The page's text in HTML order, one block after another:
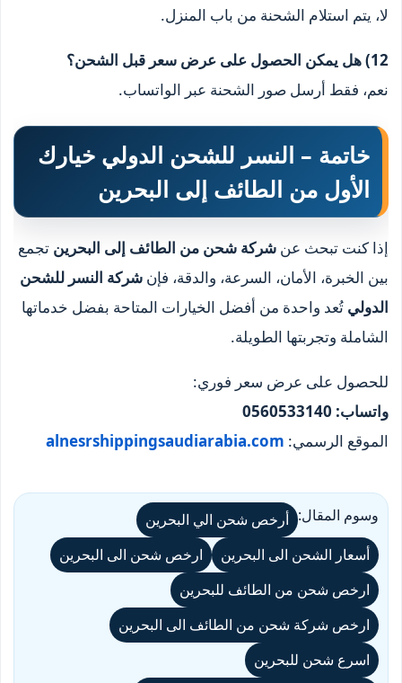
لا، يتم استلام الشحنة من باب المنزل.
12) هل يمكن الحصول على عرض سعر قبل الشحن؟
نعم، فقط أرسل صور الشحنة عبر الواتساب.
خاتمة – النسر للشحن الدولي خيارك
الأول من الطائف إلى البحرين
إذا كنت تبحث عن شركة شحن من الطائف إلى البحرين تجمع
بين الخبرة، الأمان، السرعة، والدقة، فإن شركة النسر للشحن
الدولي تُعد واحدة من أفضل الخيارات المتاحة بفضل خدماتها
الشاملة وتجربتها الطويلة.
للحصول على عرض سعر فوري:
واتساب: 0560533140
الموقع الرسمي: alnesrshippingsaudiarabia.com
وسوم المقال: أرخص شحن الي البحرين
أسعار الشحن الى البحرين
ارخص شحن الى البحرين
ارخص شحن من الطائف للبحرين
ارخص شركة شحن من الطائف الى البحرين
اسرع شحن للبحرين